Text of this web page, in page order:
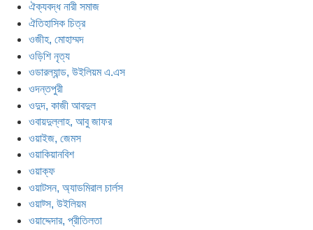
ঐক্যবদ্ধ নারী সমাজ
ঐতিহাসিক চিত্র
ওজীহ, মোহাম্মদ
ওড়িশি নৃত্য
ওডারল্যান্ড, উইলিয়ম এ.এস
ওদন্তপুরী
ওদুদ, কাজী আবদুল
ওবায়দুল্লাহ, আবু জাফর
ওয়াইজ, জেমস
ওয়াকিয়ানবিশ
ওয়াক্ফ
ওয়াটসন, অ্যাডমিরাল চার্লস
ওয়াট্স, উইলিয়ম
ওয়াদ্দেদার, প্রীতিলতা